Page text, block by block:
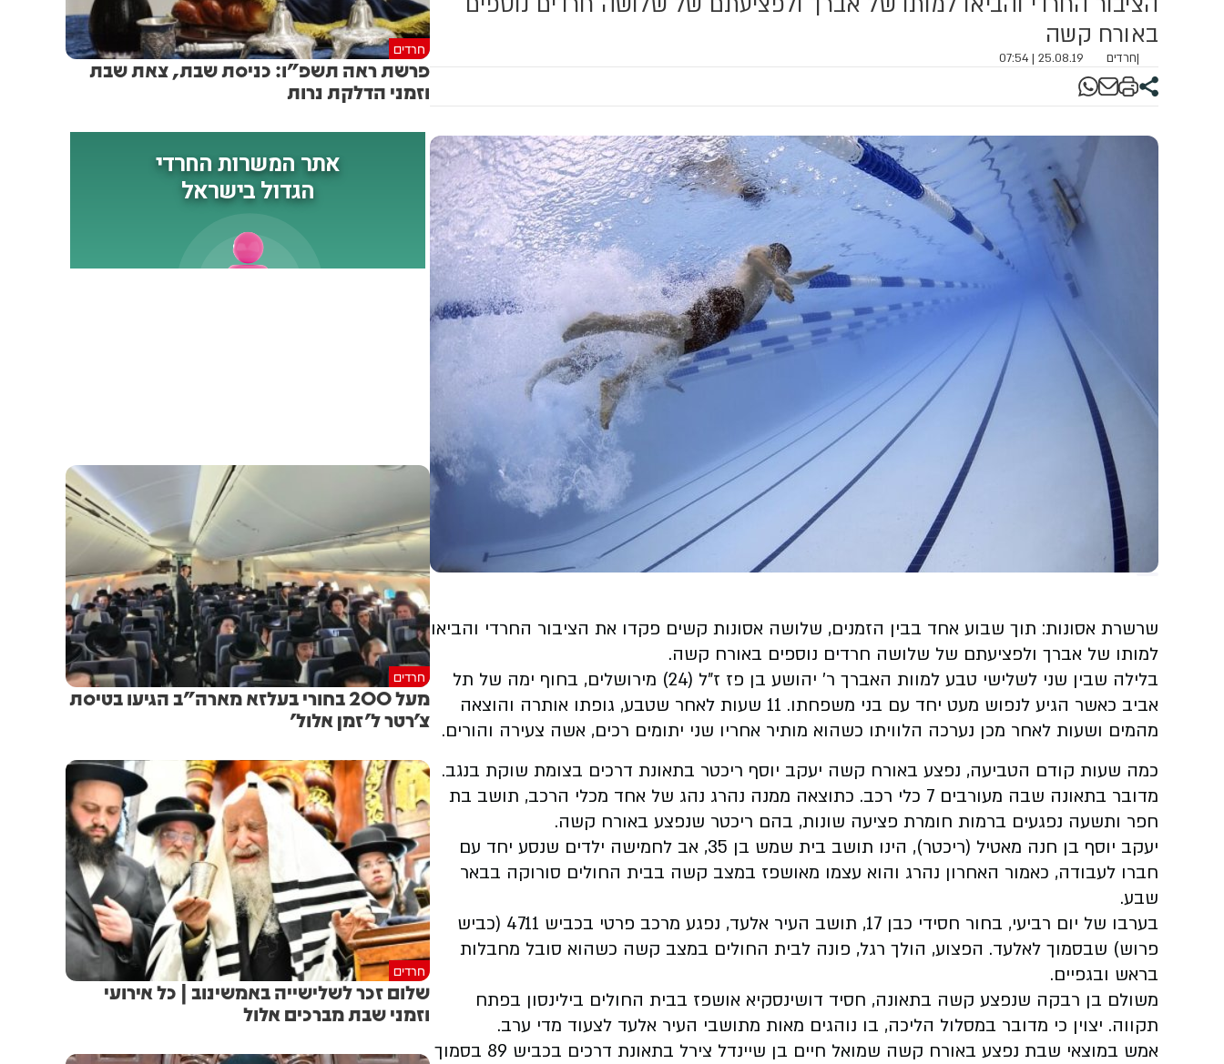
באורח קשה
|חרדים 25.08.19 | 07:54
שרשרת אסונות: תוך שבוע אחד בבין הזמנים, שלושה אסונות קשים פקדו את הציבור החרדי והביאו
למותו של אברך ולפציעתם של שלושה חרדים נוספים באורח קשה.
בלילה שבין שני לשלישי טבע למוות האברך ר' יהושע בן פז ז"ל (24) מירושלים, בחוף ימה של תל
אביב כאשר הגיע לנפוש מעט יחד עם בני משפחתו. 11 שעות לאחר שטבע, גופתו אותרה והוצאה
מהמים ושעות לאחר מכן נערכה הלוויתו כשהוא מותיר אחריו שני יתומים רכים, אשה צעירה והורים.
כמה שעות קודם הטביעה, נפצע באורח קשה יעקב יוסף ריכטר בתאונת דרכים בצומת שוקת בנגב.
מדובר בתאונה שבה מעורבים 7 כלי רכב. כתוצאה ממנה נהרג נהג של אחד מכלי הרכב, תושב בת
חפר ותשעה נפגעים ברמות חומרת פציעה שונות, בהם ריכטר שנפצע באורח קשה.
יעקב יוסף בן חנה מאטיל (ריכטר), הינו תושב בית שמש בן 35, אב לחמישה ילדים שנסע יחד עם
חברו לעבודה, כאמור האחרון נהרג והוא עצמו מאושפז במצב קשה בבית החולים סורוקה בבאר
שבע.
בערבו של יום רביעי, בחור חסידי כבן 17, תושב העיר אלעד, נפגע מרכב פרטי בכביש 4711 (כביש
פרוש) שבסמוך לאלעד. הפצוע, הולך רגל, פונה לבית החולים במצב קשה כשהוא סובל מחבלות
בראש ובגפיים.
משולם בן רבקה שנפצע קשה בתאונה, חסיד דושינסקיא אושפז בבית החולים בילינסון בפתח
תקווה. יצוין כי מדובר במסלול הליכה, בו נוהגים מאות מתושבי העיר אלעד לצעוד מדי ערב.
אמש במוצאי שבת נפצע באורח קשה שמואל חיים בן שיינדל צירל בתאונת דרכים בכביש 89 בסמוך
חרדים
פרשת ראה תשפ"ו: כניסת שבת, צאת שבת
וזמני הדלקת נרות
חרדים
מעל 200 בחורי בעלזא מארה"ב הגיעו בטיסת
צ'רטר ל'זמן אלול'
חרדים
שלום זכר לשלישייה באמשינוב | כל אירועי
וזמני שבת מברכים אלול